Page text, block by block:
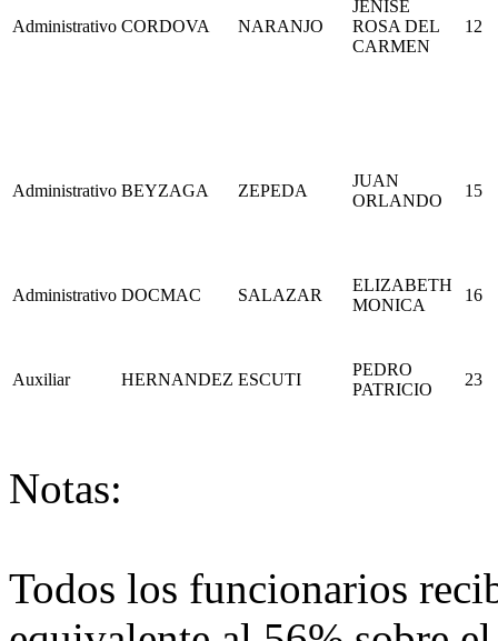
Administrativo CORDOVA NARANJO
JENISE
ROSA DEL
CARMEN
12
Administrativo BEYZAGA ZEPEDA
JUAN
ORLANDO
15
Administrativo DOCMAC SALAZAR
ELIZABETH
MONICA
16
Auxiliar HERNANDEZ ESCUTI
PEDRO
PATRICIO
23
Notas:
Todos los funcionarios